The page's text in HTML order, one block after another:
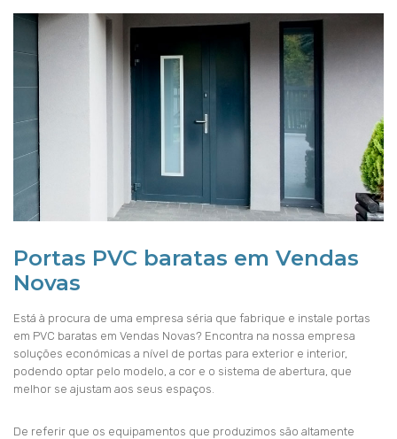
Portas PVC baratas em Vendas
Novas
Está à procura de uma empresa séria que fabrique e instale portas
em PVC baratas em Vendas Novas? Encontra na nossa empresa
soluções económicas a nível de portas para exterior e interior,
podendo optar pelo modelo, a cor e o sistema de abertura, que
melhor se ajustam aos seus espaços.
De referir que os equipamentos que produzimos são altamente